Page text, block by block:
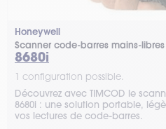
Honeywell
Scanner code-barres mains-libres
8680i
1 configuration possible.
Découvrez avec TIMCOD le
8680i : une solution portable,
vos lectures de code-barres.